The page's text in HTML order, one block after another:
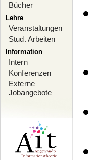
Bücher
Lehre
Veranstaltungen
Stud. Arbeiten
Information
Intern
Konferenzen
Externe
Jobangebote